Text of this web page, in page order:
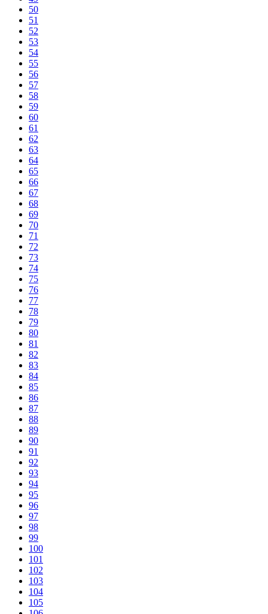
50
51
52
53
54
55
56
57
58
59
60
61
62
63
64
65
66
67
68
69
70
71
72
73
74
75
76
77
78
79
80
81
82
83
84
85
86
87
88
89
90
91
92
93
94
95
96
97
98
99
100
101
102
103
104
105